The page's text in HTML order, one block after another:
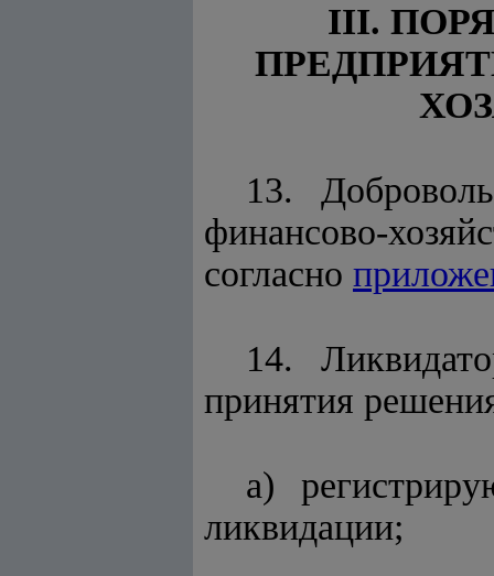
III.
13.
финансово-
согласно
14.
принятия
а)
ликвидации;